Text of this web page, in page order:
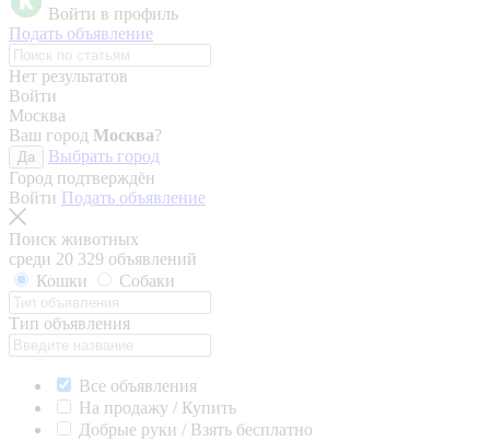
Войти в профиль
Подать объявление
Нет результатов
Войти
Москва
Ваш город Москва?
Да
Выбрать город
Город подтверждён
Войти Подать объявление
Поиск животных
среди 20 329 объявлений
Кошки
Собаки
Тип объявления
Все объявления
На продажу / Купить
Добрые руки / Взять бесплатно